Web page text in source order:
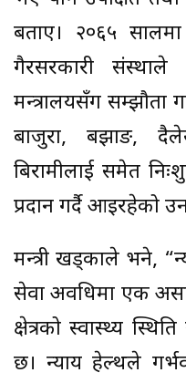
बताए। २०६५
गैरसरकारी संस्थाले
मन्त्रालयसँग सम्झौता
बाजुरा, बझाङ,
बिरामीलाई समेत
प्रदान गर्दै आइरहेको
मन्त्री खड्काले भने,
सेवा अवधिमा एक
क्षेत्रको स्वास्थ्य
छ। न्याय हेल्थले